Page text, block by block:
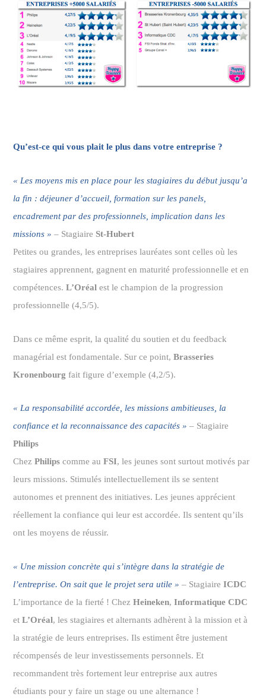
Qu’est-ce qui vous plait le plus dans votre entreprise ?
« Les moyens mis en place pour les stagiaires du début jusqu’a
la fin : déjeuner d’accueil, formation sur les panels,
encadrement par des professionnels, implication dans les
missions »– StagiaireSt-Hubert
Petites ou grandes, les entreprises lauréates sont celles où les
stagiaires apprennent, gagnent en maturité professionnelle et en
compétences.L’Oréalest le champion de la progression
professionnelle (4,5/5).
Dans ce même esprit, la qualité du soutien et du feedback
managérial est fondamentale. Sur ce point,Brasseries
Kronenbourgfait figure d’exemple (4,2/5).
« La responsabilité accordée, les missions ambitieuses, la
confiance et la reconnaissance des capacités »– Stagiaire
Philips
ChezPhilipscomme auFSI, les jeunes sont surtout motivés par
leurs missions. Stimulés intellectuellement ils se sentent
autonomes et prennent des initiatives. Les jeunes apprécient
réellement la confiance qui leur est accordée. Ils sentent qu’ils
ont les moyens de réussir.
« Une mission concrète qui s’intègre dans la stratégie de
l’entreprise. On sait que le projet sera utile »– StagiaireICDC
L’importance de la fierté ! ChezHeineken,Informatique CDC
etL’Oréal, les stagiaires et alternants adhèrent à la mission et à
la stratégie de leurs entreprises. Ils estiment être justement
récompensés de leur investissements personnels. Et
recommandent très fortement leur entreprise aux autres
étudiants pour y faire un stage ou une alternance !